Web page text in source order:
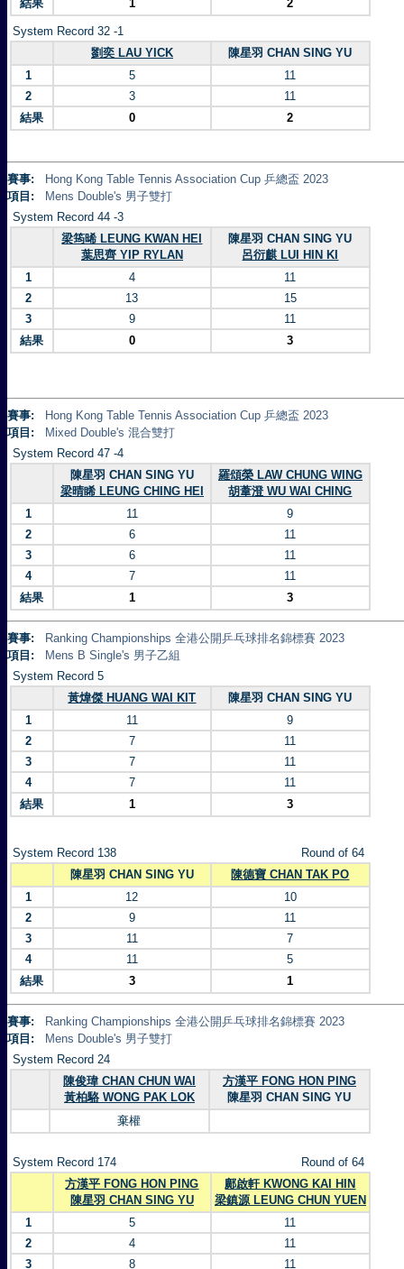
結果 1 2
System Record 32 -1
劉奕 LAU YICK
陳星羽 CHAN SING YU
1
5
11
2
3
11
結果
0 2
賽事:
Hong Kong Table Tennis Association Cup 乒總盃 2023
項目:
Mens Double's 男子雙打
System Record 44 -3
梁筠晞 LEUNG KWAN HEI
葉思齊 YIP RYLAN
陳星羽 CHAN SING YU
呂衍麒 LUI HIN KI
1
4
11
2
13
15
3
9
11
結果
0 3
賽事:
Hong Kong Table Tennis Association Cup 乒總盃 2023
項目:
Mixed Double's 混合雙打
System Record 47 -4
陳星羽 CHAN SING YU
梁晴睎 LEUNG CHING HEI
羅頌榮 LAW CHUNG WING
胡葦澄 WU WAI CHING
1
11
9
2
6
11
3
6
11
4
7
11
結果
1 3
賽事:
Ranking Championships 全港公開乒乓球排名錦標賽 2023
項目:
Mens B Single's 男子乙組
System Record 5
黃煒傑 HUANG WAI KIT
陳星羽 CHAN SING YU
1
11
9
2
7
11
3
7
11
4
7
11
結果
1 3
System Record 138
Round of 64
陳星羽 CHAN SING YU
陳德寶 CHAN TAK PO
1
12
10
2
9
11
3
11
7
4
11
5
結果
3 1
賽事:
Ranking Championships 全港公開乒乓球排名錦標賽 2023
項目:
Mens Double's 男子雙打
System Record 24
陳俊瑋 CHAN CHUN WAI
黃柏駱 WONG PAK LOK
方漢平 FONG HON PING
陳星羽 CHAN SING YU
棄權
System Record 174
Round of 64
方漢平 FONG HON PING
陳星羽 CHAN SING YU
鄺啟軒 KWONG KAI HIN
梁鎮源 LEUNG CHUN YUEN
1
5
11
2
4
11
3
8
11